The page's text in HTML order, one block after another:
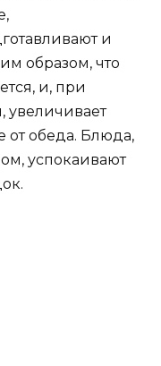
и
образом, что
и, при
от обеда. Блюда,
успокаивают